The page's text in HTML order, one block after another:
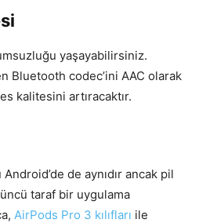
yaşayabilirsiniz.
Bluetooth codec’ini AAC olarak
kalitesini artıracaktır.
de aynıdır ancak pil
taraf bir uygulama
AirPods Pro 3 kılıfları ile